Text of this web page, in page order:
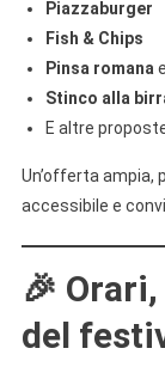
Piazzaburger
Fish & Chips
Pinsa romana e
Stinco alla
E altre
Un’offerta ampia,
accessibile e
🎉
del